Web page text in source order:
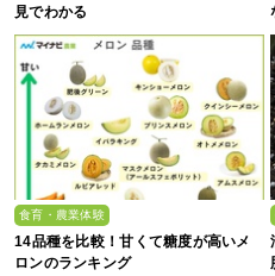
見でわかる
食育・農業体験
14品種を比較！甘くて糖度が高いメ
ロンのランキング